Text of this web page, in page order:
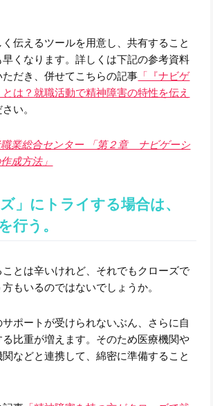
伝えるツールを用意し、共有すること
くなります。詳しくは下記の参考資料
だき、併せてこちらの記事 「『ナビゲ
は？就職活動で精神障害の特性を伝え
い。
業総合センター 「第２章 ナビゲーシ
成方法」
」にトライする場合は、
行う。
とは辛いけれど、それでもクローズで
もいるのではないでしょうか。
ポートが受けられないぶん、さらに自
比重が増えます。そのため医療機関や
などと連携して、綿密に準備すること